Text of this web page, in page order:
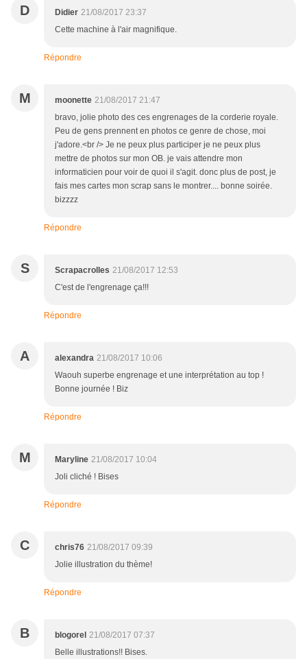
D Didier 21/08/2017 23:37
Cette machine à l'air magnifique.
Répondre
M moonette 21/08/2017 21:47
bravo, jolie photo des ces engrenages de la corderie royale.
Peu de gens prennent en photos ce genre de chose, moi
j'adore.<br /> Je ne peux plus participer je ne peux plus
mettre de photos sur mon OB. je vais attendre mon
informaticien pour voir de quoi il s'agit. donc plus de post, je
fais mes cartes mon scrap sans le montrer.... bonne soirée.
bizzzz
Répondre
S Scrapacrolles 21/08/2017 12:53
C'est de l'engrenage ça!!!
Répondre
A alexandra 21/08/2017 10:06
Waouh superbe engrenage et une interprétation au top !
Bonne journée ! Biz
Répondre
M Maryline 21/08/2017 10:04
Joli cliché ! Bises
Répondre
C chris76 21/08/2017 09:39
Jolie illustration du thème!
Répondre
B blogorel 21/08/2017 07:37
Belle illustrations!! Bises.